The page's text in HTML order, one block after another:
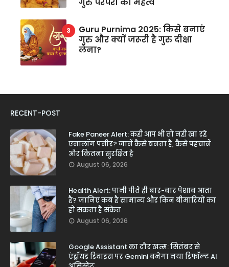
Guru Purnima 2025: किसे बनाएं
गुरु और क्यों जरूरी है गुरु दीक्षा
लेना?
RECENT-POST
Fake Paneer Alert: कहीं आप भी तो नहीं खा रहे
एनालॉग पनीर? जानें कैसे बनता है, कैसे पहचानें
और कितना सुरक्षित है
August 06, 2026
Health Alert: पानी पीते ही बार-बार पेशाब आता
है? जानिए कब है सामान्य और किन बीमारियों का
हो सकता है संकेत
August 06, 2026
Google Assistant का दौर खत्म: सितंबर से
एंड्रॉयड डिवाइस पर Gemini बनेगा नया डिफॉल्ट AI